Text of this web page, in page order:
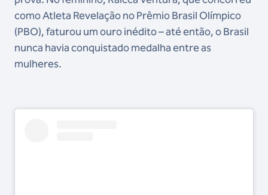
como Atleta Revelação no Prêmio Brasil Olímpico
(PBO), faturou um ouro inédito – até então, o Brasil
nunca havia conquistado medalha entre as
mulheres.